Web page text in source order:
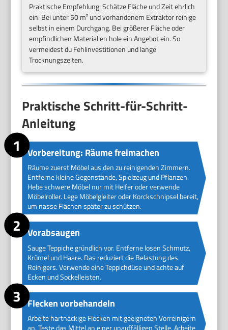
Praktische Empfehlung: Schätze Fläche und Zeit ehrlich
ein. Bei unter 50 m² und vorhandenem Extraktor reinige
selbst in einem Durchgang. Bei größerer Fläche oder
empfindlichen Materialien hole ein Angebot ein. So
vermeidest du Fehlinvestitionen und lange
Trocknungszeiten.
Praktische Schritt-für-Schritt-
Anleitung
Vorbereitung: Räume freimachen
Räume zuerst Möbel aus den zu reinigenden Zimmern.
Entferne kleine Gegenstände, Spielzeug und Pflanzen.
Hebe schwere Möbel nur mit Helfer oder verwende
Möbelroller. Lege Möbelgleiter oder Korckschnipsel bereit,
um nasse Flächen später zu schützen.
Vorabsaugen
Sauge Teppiche gründlich vor. Entferne losen Schmutz,
Krümel und Haare. Das reduziert die Belastung des
Reinigers. Verwende eine Teppichdüse und achte auf
Ecken und Sockelleisten.
Flecken vorbehandeln
Arbeite hartnäckige Flecken mit geeigneten Vorreinigern
an. Teste das Mittel an einer unauffälligen Stelle. Arbeite